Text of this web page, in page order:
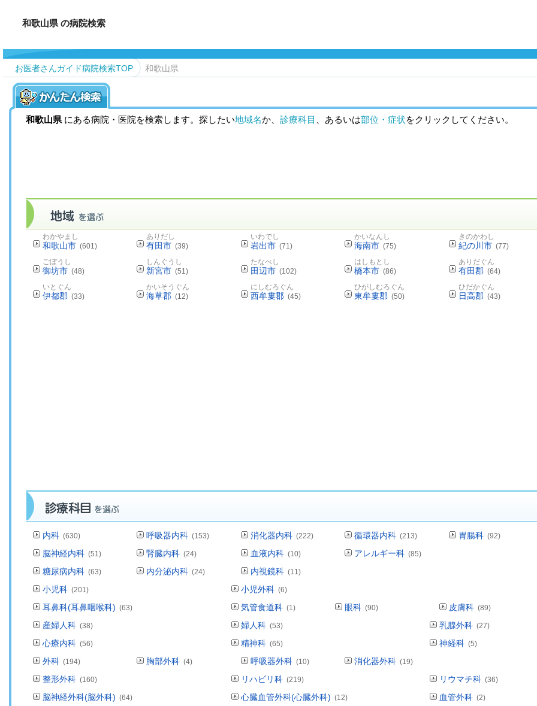
和歌山県 の病院検索
お医者さんガイド病院検索TOP 和歌山県
和歌山県 にある病院・医院を検索します。探したい地域名か、 診療科目 、あるいは部位・症状をクリックしてください。
わかやまし
和歌山市 (601)
ありだし
有田市 (39)
いわでし
岩出市 (71)
かいなんし
海南市 (75)
きのかわし
紀の川市 (77)
ごぼうし
御坊市 (48)
しんぐうし
新宮市 (51)
たなべし
田辺市 (102)
はしもとし
橋本市 (86)
ありだぐん
有田郡 (64)
いとぐん
伊都郡 (33)
かいそうぐん
海草郡 (12)
にしむろぐん
西牟婁郡 (45)
ひがしむろぐん
東牟婁郡 (50)
ひだかぐん
日高郡 (43)
内科 (630) 呼吸器内科 (153) 消化器内科 (222) 循環器内科 (213) 胃腸科 (92)
脳神経内科 (51) 腎臓内科 (24) 血液内科 (10) アレルギー科 (85)
糖尿病内科 (63) 内分泌内科 (24) 内視鏡科 (11)
小児科 (201) 小児外科 (6)
耳鼻科(耳鼻咽喉科) (63) 気管食道科 (1) 眼科 (90) 皮膚科 (89)
産婦人科 (38) 婦人科 (53) 乳腺外科 (27)
心療内科 (56) 精神科 (65) 神経科 (5)
外科 (194) 胸部外科 (4) 呼吸器外科 (10) 消化器外科 (19)
整形外科 (160) リハビリ科 (219) リウマチ科 (36)
脳神経外科(脳外科) (64) 心臓血管外科(心臓外科) (12) 血管外科 (2)